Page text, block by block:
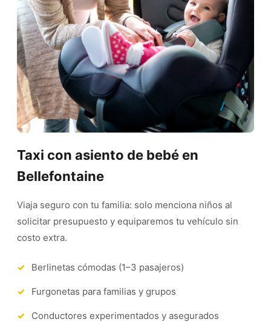
Taxi con asiento de bebé en
Bellefontaine
Viaja seguro con tu familia: solo menciona niños al
solicitar presupuesto y equiparemos tu vehículo sin
costo extra.
Berlinetas cómodas (1–3 pasajeros)
Furgonetas para familias y grupos
Conductores experimentados y asegurados